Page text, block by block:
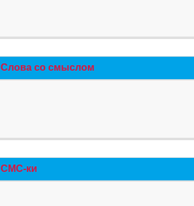
Слова со смыслом
СМС-ки